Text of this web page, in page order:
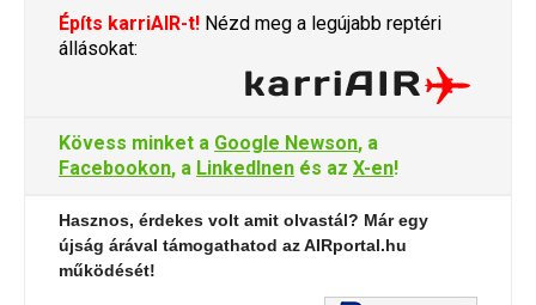
Építs karriAIR-t! Nézd meg a legújabb reptéri
állásokat:
Kövess minket a Google Newson, a
Facebookon, a LinkedInen és az X-en!
Hasznos, érdekes volt amit olvastál? Már egy
újság árával támogathatod az AIRportal.hu
működését!